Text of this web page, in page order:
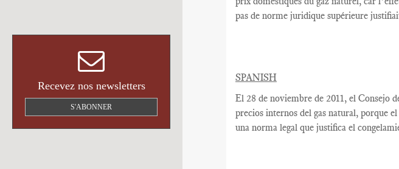
Recevez nos newsletters
S'ABONNER
pas de norme juridique supérieure
SPANISH
El 28 de noviembre de 2011, el Consejo
precios internos del gas natural, porque
una norma legal que justifica el